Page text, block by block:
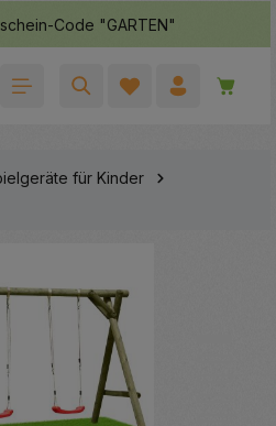
Code "GARTEN"
für Kinder